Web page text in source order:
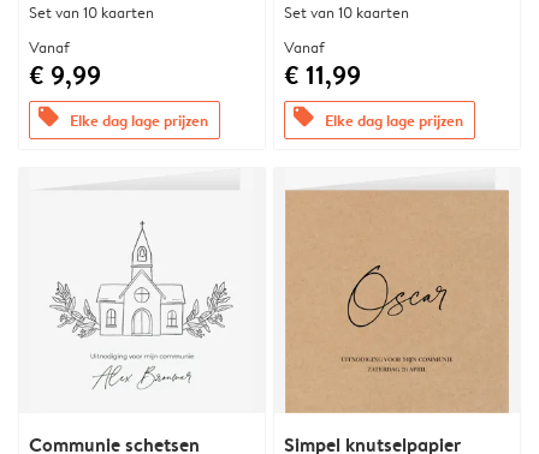
Set van 10 kaarten
Vanaf
€ 9,99
offers Elke dag lage prijzen
Set van 10 kaarten
Vanaf
€ 11,99
offers Elke dag lage prijzen
Communie schetsen Simpel knutselpapier